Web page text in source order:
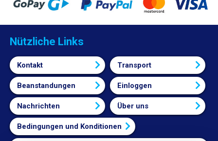
Nützliche Links
Kontakt Transport
Beanstandungen Einloggen
Nachrichten Über uns
Bedingungen und Konditionen